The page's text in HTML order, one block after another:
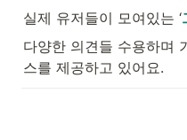
실제 유저들이 모여있는 ‘
다양한 의견들 수용하며
스를 제공하고 있어요.